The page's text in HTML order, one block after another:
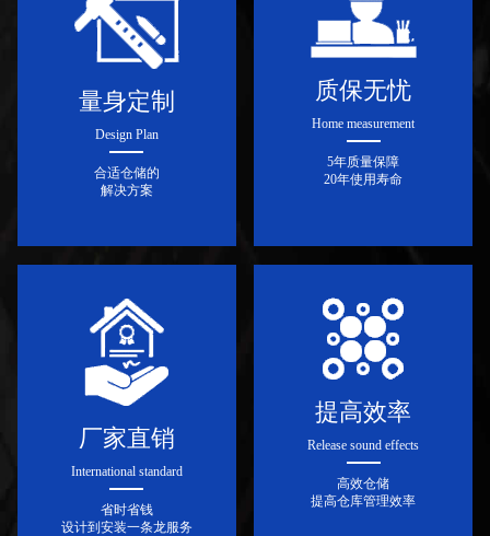
量身定制
Design Plan
合适仓储的
解决方案
质保无忧
Home measurement
5年质量保障
20年使用寿命
厂家直销
International standard
省时省钱
设计到安装一条龙服务
提高效率
Release sound effects
高效仓储
提高仓库管理效率